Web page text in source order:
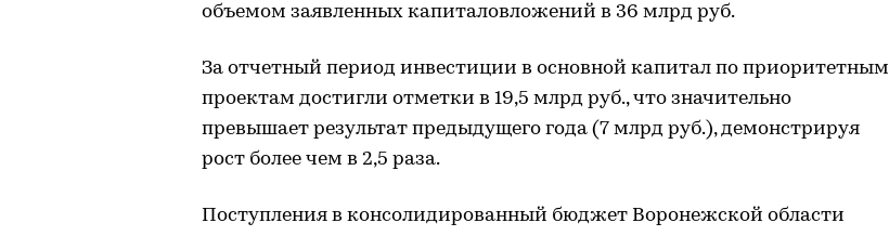
объемом заявленных капиталовложений в 36 млрд руб.
За отчетный период инвестиции в основной капитал по приоритетным
проектам достигли отметки в 19,5 млрд руб., что значительно
превышает результат предыдущего года (7 млрд руб.), демонстрируя
рост более чем в 2,5 раза.
Поступления в консолидированный бюджет Воронежской области